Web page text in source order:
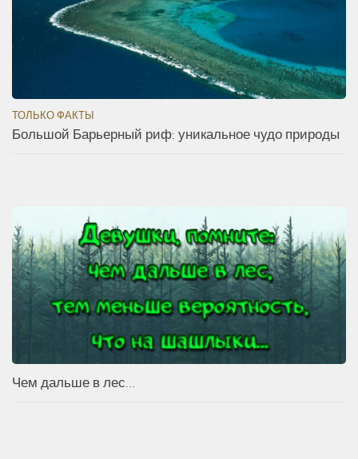
ТОЛЬКО ФАКТЫ
Большой Барьерный риф: уникальное чудо природы
Чем дальше в лес…